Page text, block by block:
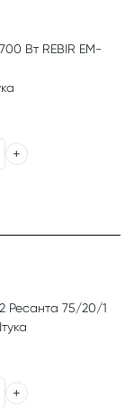
Вт REBIR EM-
Ресанта 75/20/1